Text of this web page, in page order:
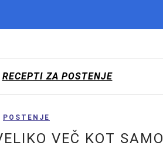
RECEPTI ZA POSTENJE
POSTENJE
VEČ KOT SAMO